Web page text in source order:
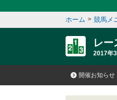
ホーム > 競馬メ
レー
2017年
開催お知らせ